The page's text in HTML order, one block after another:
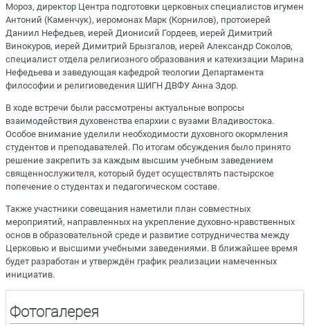
Мороз, директор Центра подготовки церковных специалистов игумен
Антоний (Каменчук), иеромонах Марк (Корнилов), протоиерей
Даниил Нефедьев, иерей Дионисий Гордеев, иерей Димитрий
Винокуров, иерей Димитрий Брызгалов, иерей Александр Соколов,
специалист отдела религиозного образования и катехизации Марина
Нефедьева и заведующая кафедрой теологии Департамента
философии и религиоведения ШИГН ДВФУ Анна Здор.
В ходе встречи были рассмотрены актуальные вопросы
взаимодействия духовенства епархии с вузами Владивостока.
Особое внимание уделили необходимости духовного окормления
студентов и преподавателей. По итогам обсуждения было принято
решение закрепить за каждым высшим учебным заведением
священнослужителя, который будет осуществлять пастырское
попечение о студентах и педагогическом составе.
Также участники совещания наметили план совместных
мероприятий, направленных на укрепление духовно-нравственных
основ в образовательной среде и развитие сотрудничества между
Церковью и высшими учебными заведениями. В ближайшее время
будет разработан и утверждён график реализации намеченных
инициатив.
Фотогалерея